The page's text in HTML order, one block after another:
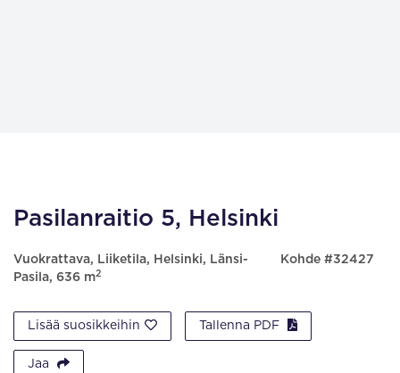
Pasilanraitio 5, Helsinki
Vuokrattava, Liiketila, Helsinki, Länsi-
Pasila, 636 m2
Kohde #32427
Lisää suosikkeihin Tallenna PDF
Jaa